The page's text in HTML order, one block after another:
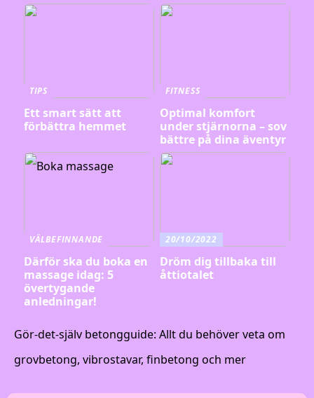
TIPS
Ett smart sätt att
förbättra hemmet
FITNESS
Optimal komfort
under stjärnorna – sov
bättre på dina äventyr
VÄLBEFINNANDE
Därför ska du boka en
massage idag: 5
övertygande
anledningar!
20/10/2022
Dröm dig tillbaka till
åttiotalet
Gör-det-själv betongguide: Allt du behöver veta om
grovbetong, vibrostavar, finbetong och mer